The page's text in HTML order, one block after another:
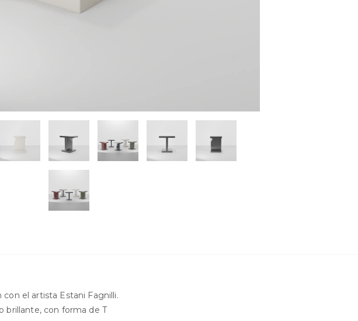
con el artista Estani Fagnilli.
brillante, con forma de T